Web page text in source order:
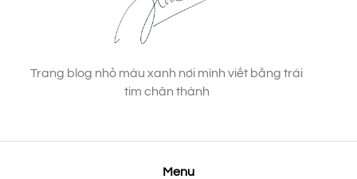
Trang blog nhỏ màu xanh nơi mình viết bằng trái
tim chân thành
Menu